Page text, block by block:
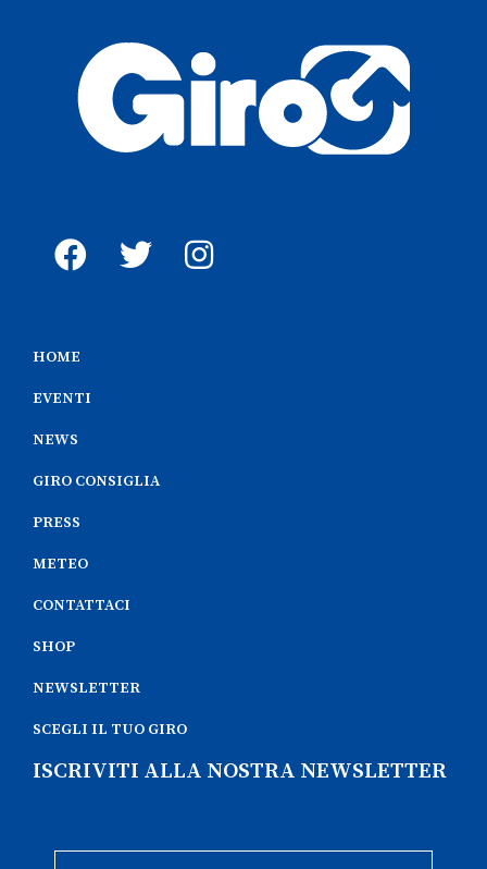
HOME
EVENTI
NEWS
GIRO CONSIGLIA
PRESS
METEO
CONTATTACI
SHOP
NEWSLETTER
SCEGLI IL TUO GIRO
ISCRIVITI ALLA NOSTRA NEWSLETTER